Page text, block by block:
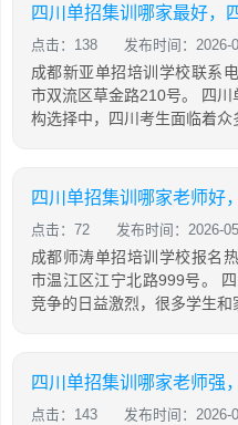
点击：138 发布时间：2026-
成都新亚单招培训学校联系
市双流区草金路210号。 四
构选择中，四川考生面临着众
点击：72 发布时间：2026-
成都师涛单招培训学校报名
市温江区江宁北路999号。
竞争的日益激烈，很多学生和
点击：143 发布时间：2026-